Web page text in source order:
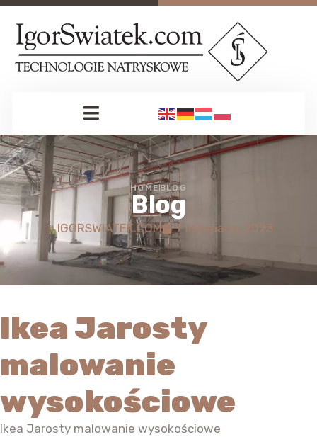
HOMEBLOG
Blog
IGORSWIATEK.COM 7 listopada, 2023
Ikea Jarosty
malowanie
wysokościowe
Ikea Jarosty malowanie wysokościowe